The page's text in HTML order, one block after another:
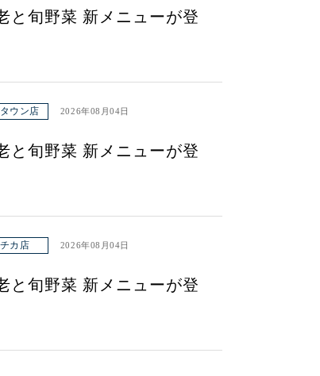
と旬野菜 新メニューが登
ウン店 2026年08月04日
と旬野菜 新メニューが登
カ店 2026年08月04日
と旬野菜 新メニューが登